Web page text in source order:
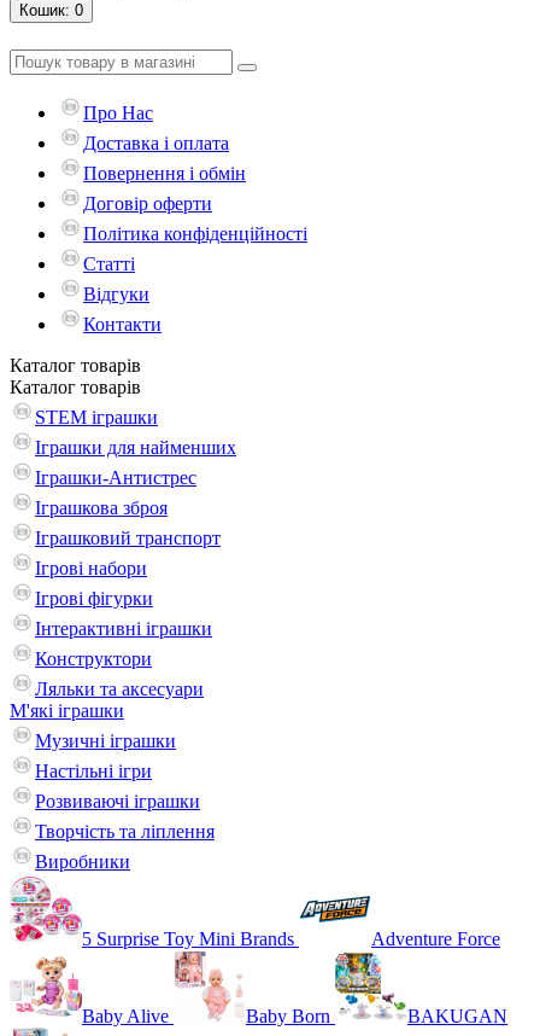
Кошик: 0
Про Нас
Доставка і оплата
Повернення і обмін
Договір оферти
Політика конфіденційності
Статті
Відгуки
Контакти
Каталог товарів
Каталог товарів
STEM іграшки
Іграшки для найменших
Іграшки-Антистрес
Іграшкова зброя
Іграшковий транспорт
Ігрові набори
Ігрові фігурки
Інтерактивні іграшки
Конструктори
Ляльки та аксесуари
М'які іграшки
Музичні іграшки
Настільні iгри
Розвиваючі іграшки
Творчість та ліплення
Виробники
5 Surprise Toy Mini Brands Adventure Force
Baby Alive Baby Born BAKUGAN